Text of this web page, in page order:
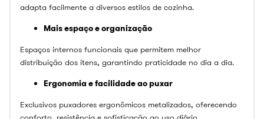
adapta facilmente a diversos estilos de cozinha.
Mais espaço e organização
Espaços internos funcionais que permitem melhor
distribuição dos itens, garantindo praticidade no dia a dia.
Ergonomia e facilidade ao puxar
Exclusivos puxadores ergonômicos metalizados, oferecendo